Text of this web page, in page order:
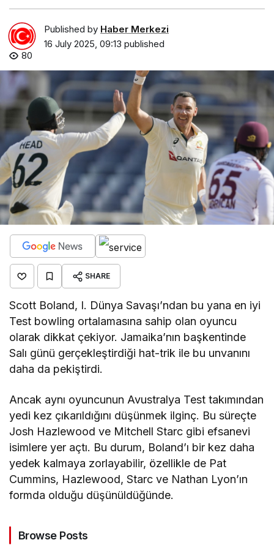
Published by Haber Merkezi
16 July 2025, 09:13 published
80
SHARE
Scott Boland, I. Dünya Savaşı’ndan bu yana en iyi
Test bowling ortalamasına sahip olan oyuncu
olarak dikkat çekiyor. Jamaika’nın başkentinde
Salı günü gerçekleştirdiği hat-trik ile bu unvanını
daha da pekiştirdi.
Ancak aynı oyuncunun Avustralya Test takımından
yedi kez çıkarıldığını düşünmek ilginç. Bu süreçte
Josh Hazlewood ve Mitchell Starc gibi efsanevi
isimlere yer açtı. Bu durum, Boland’ı bir kez daha
yedek kalmaya zorlayabilir, özellikle de Pat
Cummins, Hazlewood, Starc ve Nathan Lyon’ın
formda olduğu düşünüldüğünde.
Browse Posts